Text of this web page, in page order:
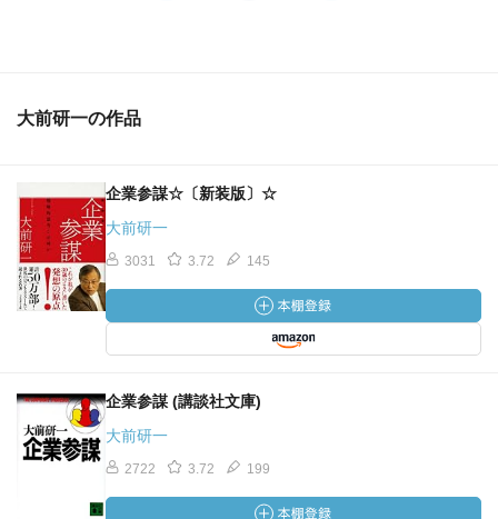
大前研一の作品
企業参謀☆〔新装版〕☆
大前研一
3031 3.72 145
企業参謀 (講談社文庫)
大前研一
2722 3.72 199